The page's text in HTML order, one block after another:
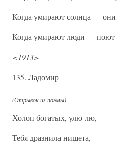
Когда умирают солнца — они
Когда умирают люди — поют
<1913>
135. Ладомир
(Отрывок из поэмы)
Холоп богатых, улю-лю,
Тебя дразнила нищета,